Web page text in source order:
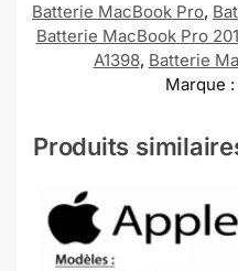
Batterie MacBook Pro,
Batterie MacBook Pro
A1398, Batterie
Marque :
Produits